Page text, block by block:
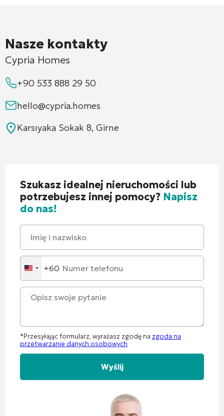
Nasze kontakty
Cypria Homes
+90 533 888 29 50
hello@cypria.homes
Karsıyaka Sokak 8, Girne
Szukasz idealnej nieruchomości lub
potrzebujesz innej pomocy? Napisz
do nas!
Malaysia
+60
+60
*Przesyłając formularz, wyrażasz zgodę na zgoda na
przetwarzanie danych osobowych